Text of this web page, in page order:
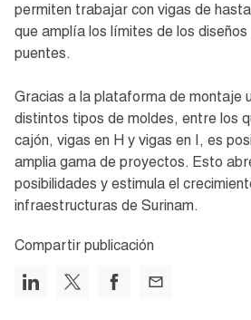
permiten trabajar con vigas de
que amplía los límites de los
puentes.
Gracias a la plataforma de montaje
distintos tipos de moldes, entre los
cajón, vigas en H y vigas en I, es
amplia gama de proyectos. Esto
posibilidades y estimula el
infraestructuras de Surinam.
Compartir publicación